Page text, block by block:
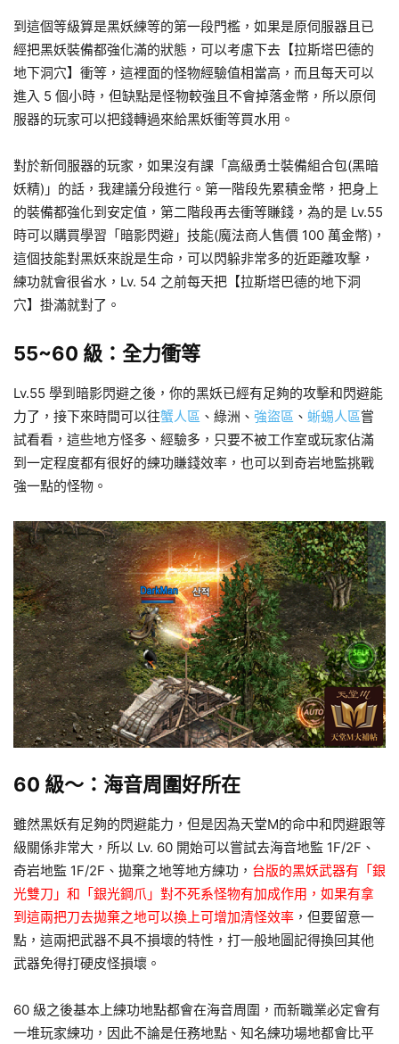
到這個等級算是黑妖練等的第一段門檻，如果是原伺服器且已
經把黑妖裝備都強化滿的狀態，可以考慮下去【拉斯塔巴德的
地下洞穴】衝等，這裡面的怪物經驗值相當高，而且每天可以
進入 5 個小時，但缺點是怪物較強且不會掉落金幣，所以原伺
服器的玩家可以把錢轉過來給黑妖衝等買水用。
對於新伺服器的玩家，如果沒有課「高級勇士裝備組合包(黑暗
妖精)」的話，我建議分段進行。第一階段先累積金幣，把身上
的裝備都強化到安定值，第二階段再去衝等賺錢，為的是 Lv.55
時可以購買學習「暗影閃避」技能(魔法商人售價 100 萬金幣)，
這個技能對黑妖來說是生命，可以閃躲非常多的近距離攻擊，
練功就會很省水，Lv. 54 之前每天把【拉斯塔巴德的地下洞
穴】掛滿就對了。
55~60 級：全力衝等
Lv.55 學到暗影閃避之後，你的黑妖已經有足夠的攻擊和閃避能
力了，接下來時間可以往蟹人區 、綠洲、 強盜區 、 蜥蜴人區嘗
試看看，這些地方怪多、經驗多，只要不被工作室或玩家佔滿
到一定程度都有很好的練功賺錢效率，也可以到奇岩地監挑戰
強一點的怪物。
60 級～：海音周圍好所在
雖然黑妖有足夠的閃避能力，但是因為天堂M的命中和閃避跟等
級關係非常大，所以 Lv. 60 開始可以嘗試去海音地監 1F/2F、
奇岩地監 1F/2F、拋棄之地等地方練功， 台版的黑妖武器有「銀
光雙刀」和「銀光鋼爪」對不死系怪物有加成作用，如果有拿
到這兩把刀去拋棄之地可以換上可增加清怪效率 ，但要留意一
點，這兩把武器不具不損壞的特性，打一般地圖記得換回其他
武器免得打硬皮怪損壞。
60 級之後基本上練功地點都會在海音周圍，而新職業必定會有
一堆玩家練功，因此不論是任務地點、知名練功場地都會比平